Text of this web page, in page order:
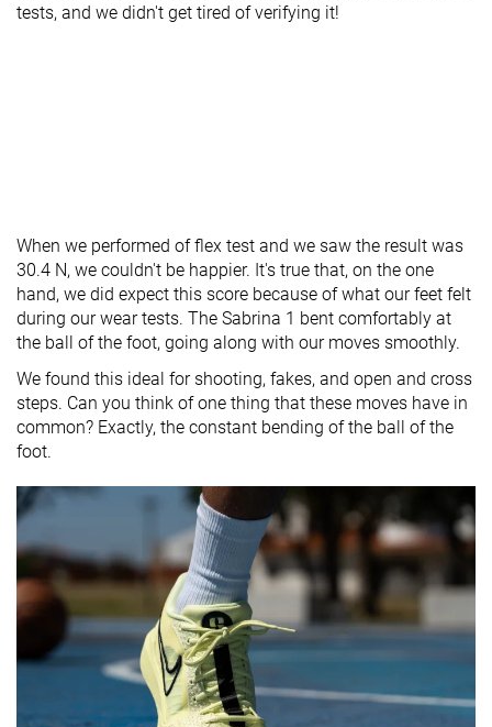
tests, and we didn't get tired of verifying it!
When we performed of flex test and we saw the result was
30.4 N, we couldn't be happier. It's true that, on the one
hand, we did expect this score because of what our feet felt
during our wear tests. The Sabrina 1 bent comfortably at
the ball of the foot, going along with our moves smoothly.
We found this ideal for shooting, fakes, and open and cross
steps. Can you think of one thing that these moves have in
common? Exactly, the constant bending of the ball of the
foot.